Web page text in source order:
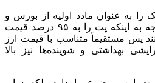
را به عنوان مادد اولیه از بورس و
به اینکه پت را به ۹۵ درصد قیمت
پس مستقیماً متناسب با قیمت ارز
بهداشتی و شوینده‌ها نیز بالا